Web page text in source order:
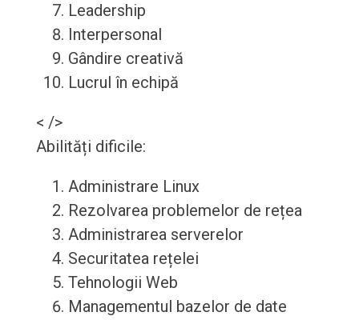
Leadership
Interpersonal
Gândire creativă
Lucrul în echipă
< />
Abilități dificile:
Administrare Linux
Rezolvarea problemelor de rețea
Administrarea serverelor
Securitatea rețelei
Tehnologii Web
Managementul bazelor de date